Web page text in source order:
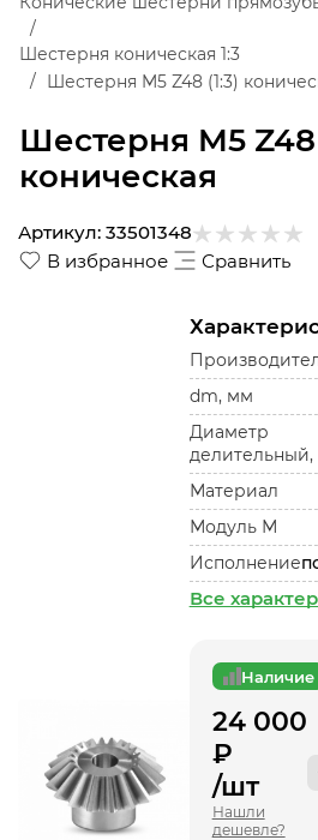
Шестерня M5 Z48
коническая
Шестерня коническая 1:3
Шестерня M5 Z48 (1:3)
В избранное Сравнить
Артикул: 33501348
dm, мм
Диаметр
Материал
Модуль М
Исполнение
Все
Наличие
24 000
₽
/шт
Нашли
дешевле?